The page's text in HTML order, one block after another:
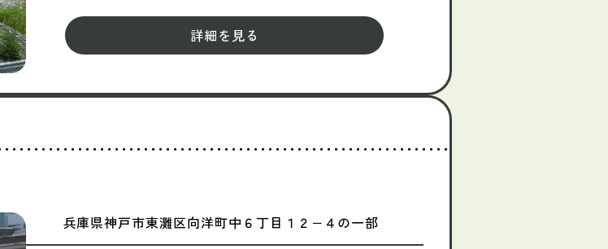
詳細を見る
兵庫県神戸市東灘区向洋町中６丁目１２−４の一部